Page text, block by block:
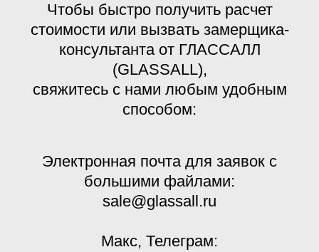
Чтобы быстро получить расчет
стоимости или вызвать замерщика-
консультанта от ГЛАССАЛЛ
(GLASSALL),
свяжитесь с нами любым удобным
способом:
Электронная почта для заявок с
большими файлами:
sale@glassall.ru
Макс, Телеграм: